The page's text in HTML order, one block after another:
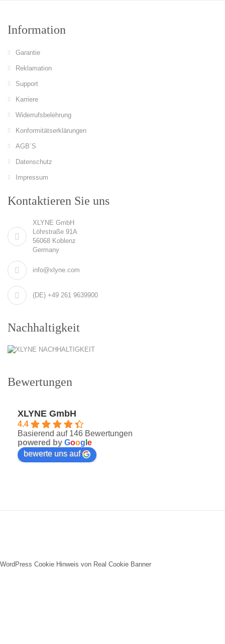
Information
Garantie
Reklamation
Support
Karriere
Widerrufsbelehrung
Konformitätserklärungen
AGB´S
Datenschutz
Impressum
Kontaktieren Sie uns
XLYNE GmbH
Löhrstraße 91A
56068 Koblenz
Germany
info@xlyne.com
(DE) +49 261 9639900
Nachhaltigkeit
Bewertungen
XLYNE GmbH
4.4
Basierend auf 146 Bewertungen
powered by Goog e
bewerte uns auf
WordPress Cookie Hinweis von Real Cookie Banner